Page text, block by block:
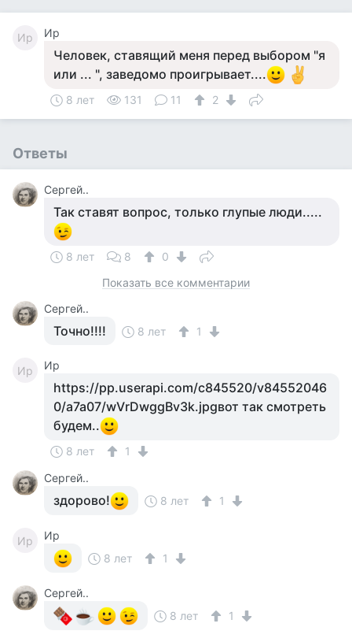
Ир Ир
Человек, ставящий меня перед выбором "я
или ... ", заведомо проигрывает....
8 лет 131 11 2
Ответы
Сергей..
Так ставят вопрос, только глупые люди.....
8 лет 8
0
Показать все комментарии
Сергей..
Точно!!!! 8 лет 1
Ир Ир
https://pp.userapi.com/c845520/v84552046
0/a7a07/wVrDwggBv3k.jpgвот так смотреть
будем..
8 лет
1
Сергей..
здорово! 8 лет 1
Ир
Ир
8 лет
1
Сергей..
8 лет
1